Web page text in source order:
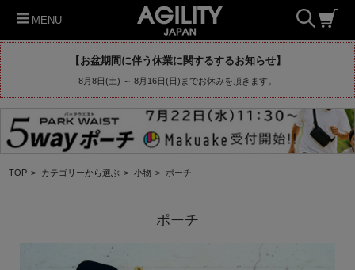
MENU
【お盆期間に伴う休業に関するするお知らせ】
8月8日(土) ～ 8月16日(日)までお休みを頂きます。
TOP > カテゴリーから選ぶ > 小物 > ポーチ
ポーチ